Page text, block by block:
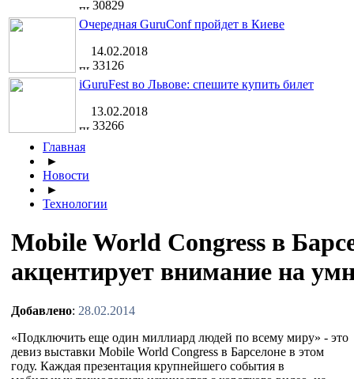
30829
Очередная GuruConf пройдет в Киеве
14.02.2018
33126
iGuruFest во Львове: спешите купить билет
13.02.2018
33266
Главная
►
Новости
►
Технологии
Mobile World Congress в
акцентирует внимание на
Добавлено: 28.02.2014
«Подключить еще один миллиард людей по всему миру» - это
девиз выставки Mobile World Congress в Барселоне в этом
году. Каждая презентация крупнейшего события в